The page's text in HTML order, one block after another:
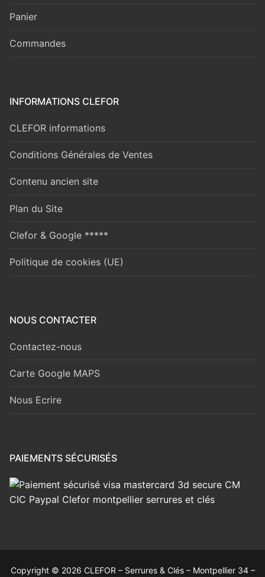
Panier
Commandes
INFORMATIONS CLEFOR
CLEFOR informations
Conditions Générales de Ventes
Contenu ancien site
Plan du Site
Clefor & Google *****
Politique de cookies (UE)
NOUS CONTACTER
Contactez-nous
Carte Google MAPS
Nous Ecrire
PAIEMENTS SÉCURISÉS
Copyright © 2026 CLEFOR – Serrures & Clés – Montpellier 34 –